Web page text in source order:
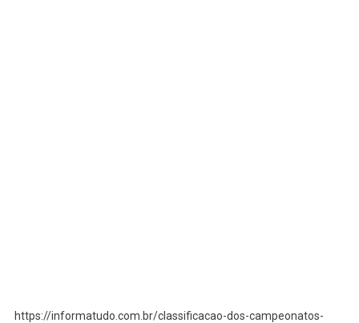
https://informatudo.com.br/classificacao-dos-campeonatos-